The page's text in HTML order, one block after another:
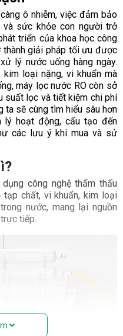
ô nhiễm, việc đảm bảo
và sức khỏe con người trở
triển của khoa học công
thành giải pháp tối ưu được
lý nước uống hàng ngày.
loại nặng, vi khuẩn mà
máy lọc nước RO còn sở
suất lọc và tiết kiệm chi phí
ta sẽ cùng tìm hiểu sâu hơn
lý hoạt động, cấu tạo đến
các lưu ý khi mua và sử
công nghệ thẩm thấu
chất, vi khuẩn, kim loại
nước, mang lại nguồn
tiếp.